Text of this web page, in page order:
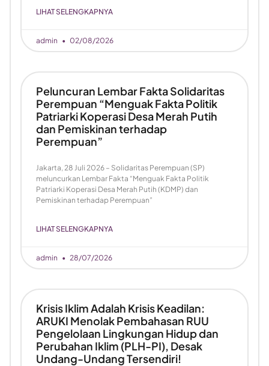
LIHAT SELENGKAPNYA
admin 02/08/2026
Peluncuran Lembar Fakta Solidaritas
Perempuan “Menguak Fakta Politik
Patriarki Koperasi Desa Merah Putih
dan Pemiskinan terhadap
Perempuan”
Jakarta, 28 Juli 2026 – Solidaritas Perempuan (SP)
meluncurkan Lembar Fakta “Menguak Fakta Politik
Patriarki Koperasi Desa Merah Putih (KDMP) dan
Pemiskinan terhadap Perempuan”
LIHAT SELENGKAPNYA
admin 28/07/2026
Krisis Iklim Adalah Krisis Keadilan:
ARUKI Menolak Pembahasan RUU
Pengelolaan Lingkungan Hidup dan
Perubahan Iklim (PLH-PI), Desak
Undang-Undang Tersendiri!